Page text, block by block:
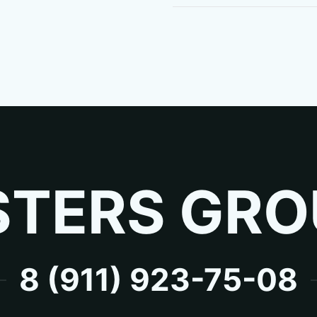
8 (911) 923-75-08